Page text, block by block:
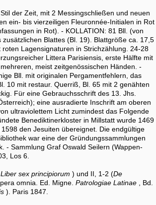
der Zeit, mit 2 Messingschließen und neuen
ein- bis vierzeiligen Fleuronnée-Initialen in Rot
in Rot). - KOLLATION: 81 Bll. (von
Blattes (Bl. 19). Blattgröße ca. 17,5
Lagensignaturen in Strichzählung. 24-28
Littera Parisiensis, erste Hälfte mit
meist zeitgenössischen Händen. -
Bll. mit originalen Pergamentfehlern, das
10 mit restaur. Querriß, Bl. 65 mit 2 genähten
Für eine Gebrauchsschrift des 13. Jhs.
eine ausradierte Inschrift am oberen
ultraviolettem Licht zumindest das Folgende
Benediktinerkloster in Millstatt wurde 1469
den Jesuiten übereignet. Die endgültige
war eine der Gründungssammlungen
- Sammlung Graf Oswald Seilern (Wappen-
Los 6.
Liber sex principiorum ) und II, 1-2 (De
omnia. Ed. Migne. Patrologiae Latinae, Bd.
). Paris 1847.